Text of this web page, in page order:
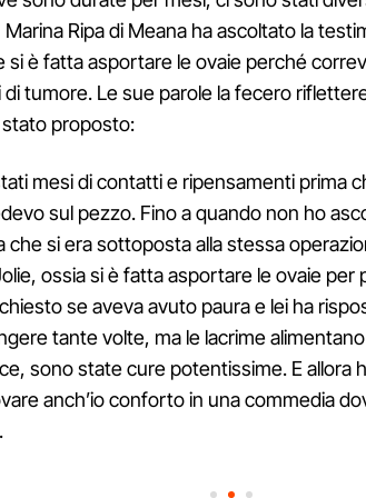
Ripa di Meana ha ascoltato la
si è fatta asportare le ovaie perché
di tumore. Le sue parole la fecero
proposto:
mesi di contatti e ripensamenti prima
sul pezzo. Fino a quando non ho
che si era sottoposta alla stessa
ossia si è fatta asportare le ovaie
se aveva avuto paura e lei ha
tante volte, ma le lacrime alimentano
sono state cure potentissime. E allora
anch’io conforto in una commedia